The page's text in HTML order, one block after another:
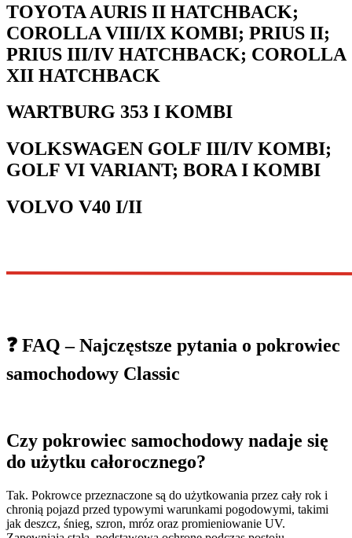
TOYOTA AURIS II HATCHBACK;
COROLLA VIII/IX KOMBI; PRIUS II;
PRIUS III/IV HATCHBACK; COROLLA
XII HATCHBACK
WARTBURG 353 I KOMBI
VOLKSWAGEN GOLF III/IV KOMBI;
GOLF VI VARIANT; BORA I KOMBI
VOLVO V40 I/II
❓ FAQ – Najczęstsze pytania o pokrowiec
samochodowy Classic
Czy pokrowiec samochodowy nadaje się
do użytku całorocznego?
Tak. Pokrowce przeznaczone są do użytkowania przez cały rok i
chronią pojazd przed typowymi warunkami pogodowymi, takimi
jak deszcz, śnieg, szron, mróz oraz promieniowanie UV.